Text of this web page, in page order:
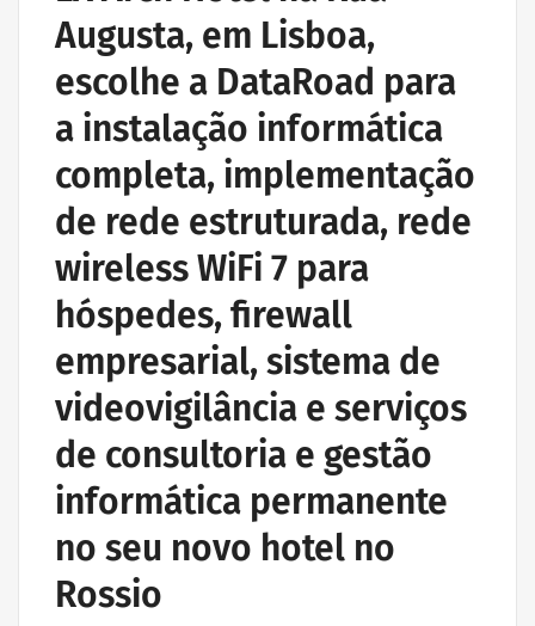
Augusta, em Lisboa,
escolhe a DataRoad para
a instalação informática
completa, implementação
de rede estruturada, rede
wireless WiFi 7 para
hóspedes, firewall
empresarial, sistema de
videovigilância e serviços
de consultoria e gestão
informática permanente
no seu novo hotel no
Rossio